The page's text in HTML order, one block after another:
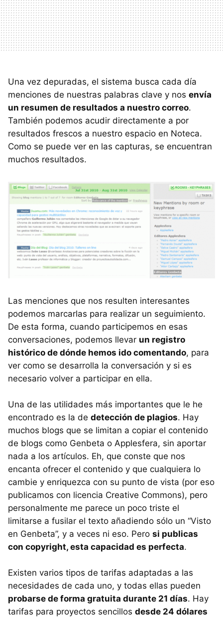
Una vez depuradas, el sistema busca cada día
menciones de nuestras palabras clave y nos envía
un resumen de resultados a nuestro correo.
También podemos acudir directamente a por
resultados frescos a nuestro espacio en Noteca.
Como se puede ver en las capturas, se encuentran
muchos resultados.
Las menciones que nos resulten interesantes
podemos marcarlas para realizar un seguimiento.
De esta forma, cuando participemos en esas
conversaciones, podemos llevar un registro
histórico de dónde hemos ido comentando, para
ver como se desarrolla la conversación y si es
necesario volver a participar en ella.
Una de las utilidades más importantes que le he
encontrado es la de detección de plagios. Hay
muchos blogs que se limitan a copiar el contenido
de blogs como Genbeta o Applesfera, sin aportar
nada a los artículos. Eh, que conste que nos
encanta ofrecer el contenido y que cualquiera lo
cambie y enriquezca con su punto de vista (por eso
publicamos con licencia Creative Commons), pero
personalmente me parece un poco triste el
limitarse a fusilar el texto añadiendo sólo un “Visto
en Genbeta”, y a veces ni eso. Pero si publicas
con copyright, esta capacidad es perfecta.
Existen varios tipos de tarifas adaptadas a las
necesidades de cada uno, y todas ellas pueden
probarse de forma gratuita durante 21 días. Hay
tarifas para proyectos sencillos desde 24 dólares